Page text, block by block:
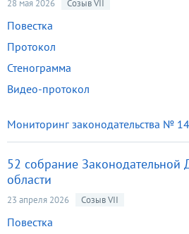
28 мая 2026 Созыв VII
Повестка
Протокол
Стенограмма
Видео-протокол
Мониторинг законодательства №
52 собрание Законодательной
области
23 апреля 2026 Созыв VII
Повестка